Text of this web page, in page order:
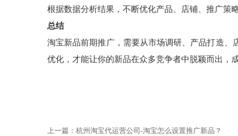
根据数据分析结果，不断优化产品、店铺、推广策
总结
淘宝新品前期推广，需要从市场调研、产品打造
优化，才能让你的新品在众多竞争者中脱颖而出，
上一篇： 杭州淘宝代运营公司-淘宝怎么设置推广新品？